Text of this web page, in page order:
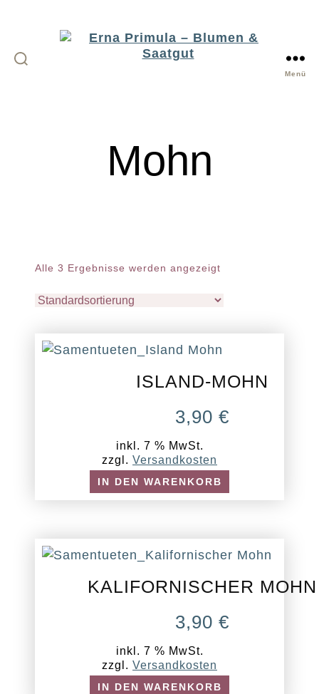
Blumen
&
Saatgut
Menü
Mohn
Alle 3 Ergebnisse werden angezeigt
ISLAND-MOHN
3,90€
inkl. 7 % MwSt.
zzgl. Versandkosten
IN DEN WARENKORB
KALIFORNISCHER MOHN
3,90€
inkl. 7 % MwSt.
zzgl. Versandkosten
IN DEN WARENKORB